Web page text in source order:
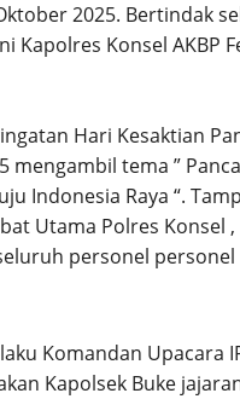
2025. Bertindak
Kapolres Konsel AKBP
Hari Kesaktian
mengambil tema ”
Indonesia Raya “.
Utama Polres Konsel ,
personel personel
Komandan Upacara
Kapolsek Buke